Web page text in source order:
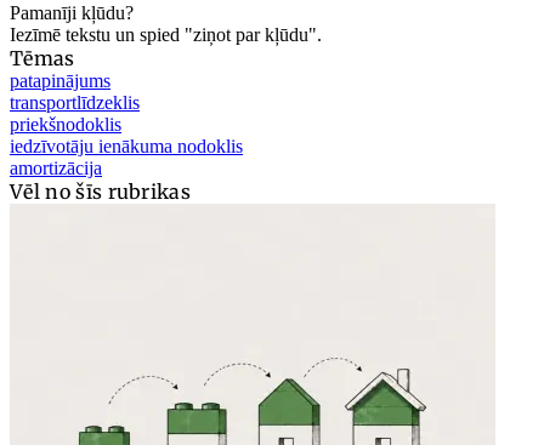
Pamanīji kļūdu?
Iezīmē tekstu un spied "ziņot par kļūdu".
Tēmas
patapinājums
transportlīdzeklis
priekšnodoklis
iedzīvotāju ienākuma nodoklis
amortizācija
Vēl no šīs rubrikas